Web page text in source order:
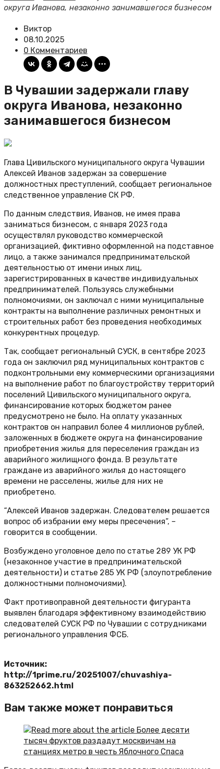
округа Иванова, незаконно занимавшегося бизнесом
Виктор
08.10.2025
0 Комментариев
В Чувашии задержали главу
округа Иванова, незаконно
занимавшегося бизнесом
Глава Цивильского муниципального округа Чувашии
Алексей Иванов задержан за совершение
должностных преступлений, сообщает региональное
следственное управление СК РФ.
По данным следствия, Иванов, не имея права
заниматься бизнесом, с января 2023 года
осуществлял руководство коммерческой
организацией, фиктивно оформленной на подставное
лицо, а также занимался предпринимательской
деятельностью от имени иных лиц,
зарегистрированных в качестве индивидуальных
предпринимателей. Пользуясь служебными
полномочиями, он заключал с ними муниципальные
контракты на выполнение различных ремонтных и
строительных работ без проведения необходимых
конкурентных процедур.
Так, сообщает региональный СУСК, в сентябре 2023
года он заключил ряд муниципальных контрактов с
подконтрольными ему коммерческими организациями
на выполнение работ по благоустройству территорий
поселений Цивильского муниципального округа,
финансирование которых бюджетом ранее
предусмотрено не было. На оплату указанных
контрактов он направил более 4 миллионов рублей,
заложенных в бюджете округа на финансирование
приобретения жилья для переселения граждан из
аварийного жилищного фонда. В результате
граждане из аварийного жилья до настоящего
времени не расселены, жилье для них не
приобретено.
“Алексей Иванов задержан. Следователем решается
вопрос об избрании ему меры пресечения”, –
говорится в сообщении.
Возбуждено уголовное дело по статье 289 УК РФ
(незаконное участие в предпринимательской
деятельности) и статье 285 УК РФ (злоупотребление
должностными полномочиями).
Факт противоправной деятельности фигуранта
выявлен благодаря эффективному взаимодействию
следователей СУСК РФ по Чувашии с сотрудниками
регионального управления ФСБ.
Источник:
http://1prime.ru/20251007/chuvashiya-
863252662.html
Вам также может понравиться